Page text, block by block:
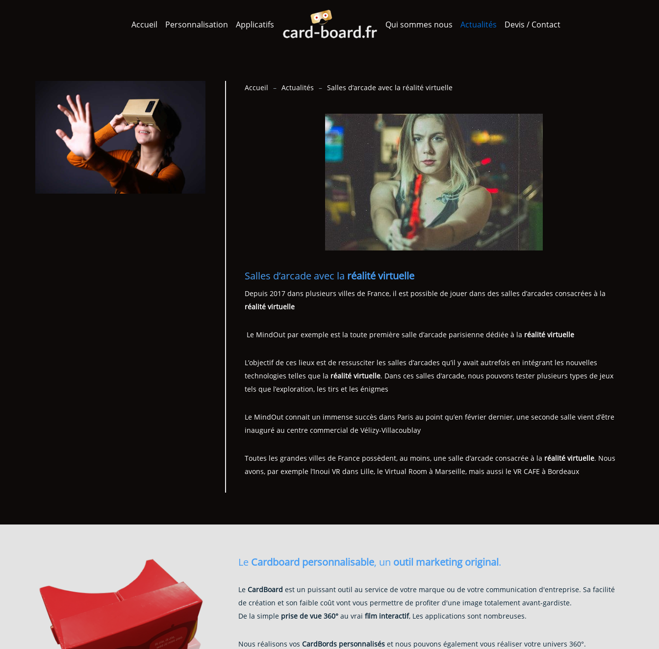
Accueil Personnalisation Applicatifs Qui sommes nous Actualités Devis / Contact
Accueil Actualités Salles d’arcade avec la réalité virtuelle
Salles d’arcade avec la réalité virtuelle
Depuis 2017 dans plusieurs villes de France, il est possible de jouer dans des salles d’arcades consacrées à la
réalité virtuelle
Le MindOut par exemple est la toute première salle d’arcade parisienne dédiée à la réalité virtuelle
L’objectif de ces lieux est de ressusciter les salles d’arcades qu’il y avait autrefois en intégrant les nouvelles
technologies telles que la réalité virtuelle. Dans ces salles d’arcade, nous pouvons tester plusieurs types de jeux
tels que l’exploration, les tirs et les énigmes
Le MindOut connait un immense succès dans Paris au point qu’en février dernier, une seconde salle vient d’être
inauguré au centre commercial de Vélizy-Villacoublay
Toutes les grandes villes de France possèdent, au moins, une salle d’arcade consacrée à la réalité virtuelle. Nous
avons, par exemple l’Inoui VR dans Lille, le Virtual Room à Marseille, mais aussi le VR CAFE à Bordeaux
Le Cardboard personnalisable, un outil marketing original.
Le CardBoard est un puissant outil au service de votre marque ou de votre communication d'entreprise. Sa facilité
de création et son faible coût vont vous permettre de profiter d'une image totalement avant-gardiste.
De la simple prise de vue 360°au vrai film interactif, Les applications sont nombreuses.
Nous réalisons vos CardBords personnaliséset nous pouvons également vous réaliser votre univers 360°.